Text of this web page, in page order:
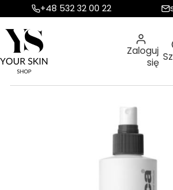
+48 532 32 00 22
Zaloguj
się